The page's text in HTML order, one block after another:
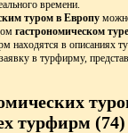
времени.
туром в Европу
гастрономическом
находятся в описаниях
в турфирму,
турфирм (74)